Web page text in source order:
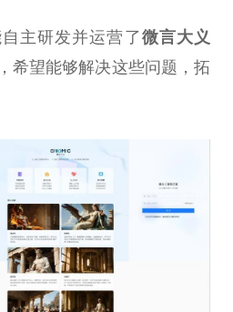
主研发并运营了微言大义
希望能够解决这些问题，拓